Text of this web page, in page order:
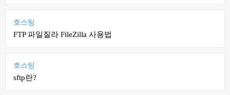
호스팅
FTP 파일질라 FileZilla 사용법
호스팅
sftp란?